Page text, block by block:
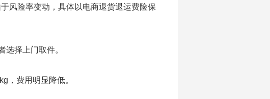
风险率变动，具体以电商退货退运费险保
选择上门取件。
，费用明显降低。